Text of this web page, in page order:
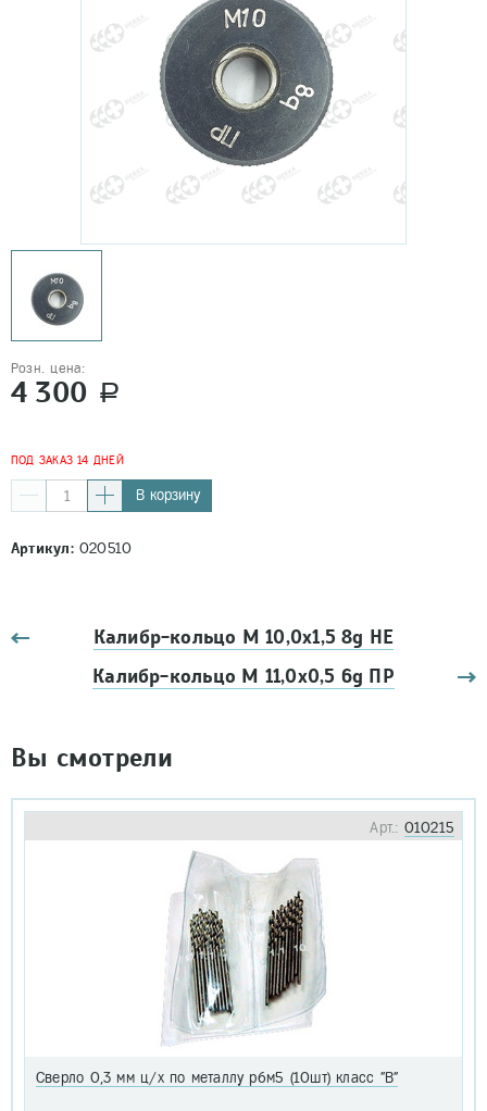
Розн. цена:
4 300 a
ПОД ЗАКАЗ 14 ДНЕЙ
В корзину
Артикул:020510
Калибр-кольцо М 10,0х1,5 8g НЕ
Калибр-кольцо М 11,0х0,5 6g ПР
Вы смотрели
Арт.: 010215
Сверло 0,3 мм ц/х по металлу р6м5 (10шт) класс "В"